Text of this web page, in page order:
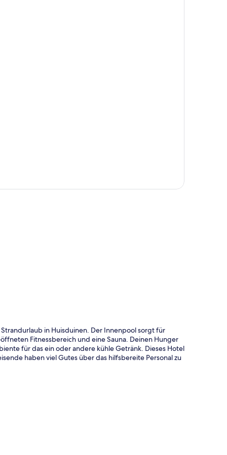
in Huisduinen. Der Innenpool sorgt für
Fitnessbereich und eine Sauna. Deinen Hunger
für das ein oder andere kühle Getränk. Dieses Hotel
haben viel Gutes über das hilfsbereite Personal zu